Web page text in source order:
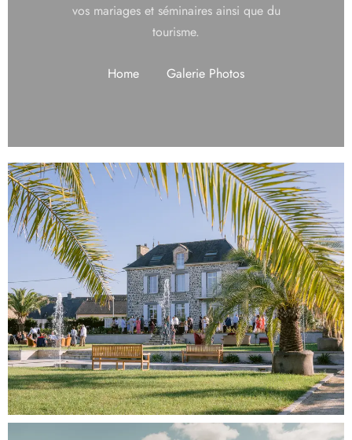
vos mariages et séminaires ainsi que du
tourisme.
Home Galerie Photos